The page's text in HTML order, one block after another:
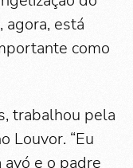
está
como
trabalhou pela
Louvor. “Eu
e o padre